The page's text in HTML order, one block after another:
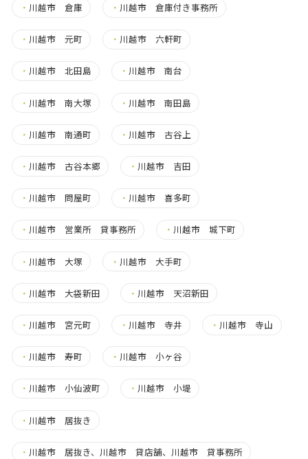
・ 川越市 倉庫 ・ 川越市 倉庫付き事務所
・ 川越市 元町 ・ 川越市 六軒町
・ 川越市 北田島 ・ 川越市 南台
・ 川越市 南大塚 ・ 川越市 南田島
・ 川越市 南通町 ・ 川越市 古谷上
・ 川越市 古谷本郷 ・ 川越市 吉田
・ 川越市 問屋町 ・ 川越市 喜多町
・ 川越市 営業所 貸事務所 ・ 川越市 城下町
・ 川越市 大塚 ・ 川越市 大手町
・ 川越市 大袋新田 ・ 川越市 天沼新田
・ 川越市 宮元町 ・ 川越市 寺井 ・ 川越市 寺山
・ 川越市 寿町 ・ 川越市 小ヶ谷
・ 川越市 小仙波町 ・ 川越市 小堤
・ 川越市 居抜き
・ 川越市 居抜き、川越市 貸店舗、川越市 貸事務所